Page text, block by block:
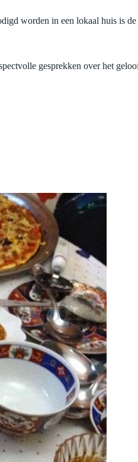
worden in een lokaal huis is de
gesprekken over het